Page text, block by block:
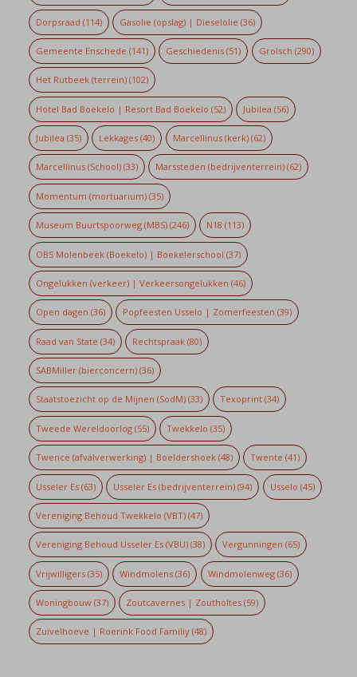
Dorpsraad (114) Gasolie (opslag) | Dieselolie (36)
Gemeente Enschede (141) Geschiedenis (51) Grolsch (290)
Het Rutbeek (terrein)(102)
Hotel Bad Boekelo | Resort Bad Boekelo (52) Jubilea (56)
Jubilea (35) Lekkages (40) Marcellinus (kerk)(62)
Marcellinus (School)(33) Marssteden (bedrijventerrein) (62)
Momentum (mortuarium)(35)
Museum Buurtspoorweg (MBS)(246) N18 (113)
OBS Molenbeek (Boekelo) | Boekelerschool (37)
Ongelukken (verkeer) | Verkeersongelukken (46)
Open dagen (36) Popfeesten Usselo | Zomerfeesten (39)
Raad van State (34) Rechtspraak (80)
SABMiller (bierconcern)(36)
Staatstoezicht op de Mijnen (SodM)(33) Texoprint (34)
Tweede Wereldoorlog(55) Twekkelo (35)
Twence (afvalverwerking) | Boeldershoek(48) Twente (41)
Usseler Es(63) Usseler Es (bedrijventerrein) (94) Usselo (45)
Vereniging Behoud Twekkelo (VBT)(47)
Vereniging Behoud Usseler Es (VBU)(38) Vergunningen (65)
Vrijwilligers(35) Windmolens (36) Windmolenweg(36)
Woningbouw(37) Zoutcavernes | Zoutholtes (59)
Zuivelhoeve | Roerink Food Familiy(48)